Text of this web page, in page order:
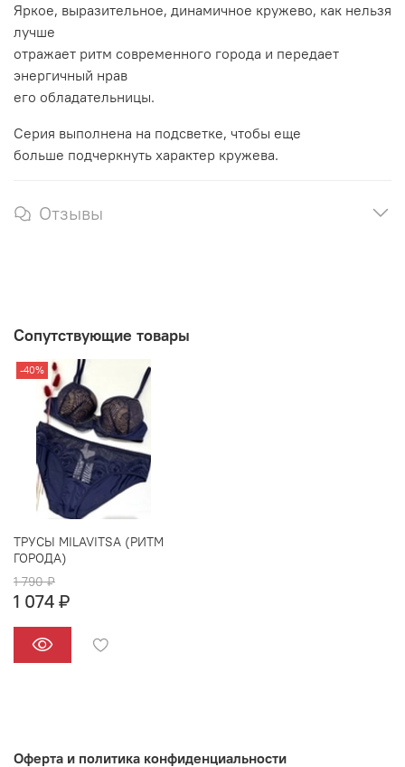
Яркое, выразительное, динамичное кружево, как нельзя
лучше
отражает ритм современного города и передает
энергичный нрав
его обладательницы.
Серия выполнена на подсветке, чтобы еще
больше подчеркнуть характер кружева.
Отзывы
Сопутствующие товары
-40%
ТРУСЫ MILAVITSA (РИТМ
ГОРОДА)
1 790 ₽
1 074 ₽
Оферта и политика конфиденциальности